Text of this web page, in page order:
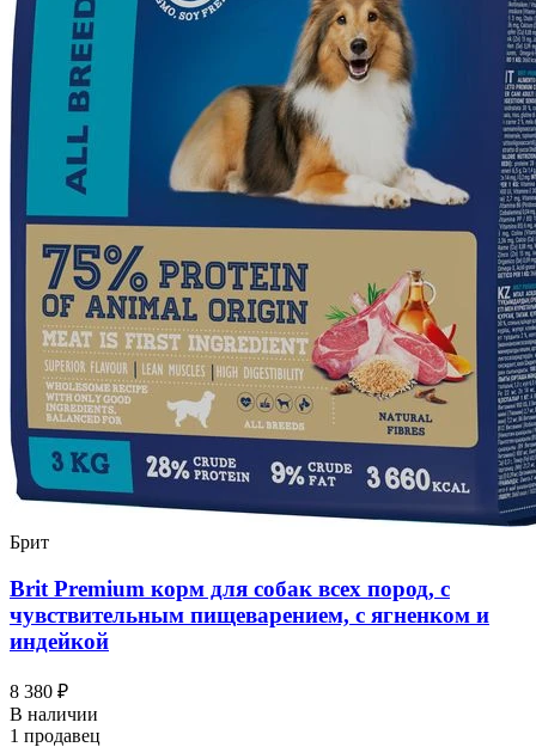
Брит
Brit Premium корм для собак всех пород, с
чувствительным пищеварением, с ягненком и
индейкой
8 380 ₽
В наличии
1 продавец